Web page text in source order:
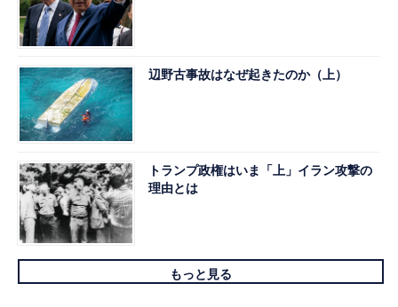
辺野古事故はなぜ起きたのか（上）
トランプ政権はいま「上」イラン攻撃の
理由とは
もっと見る